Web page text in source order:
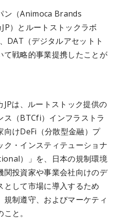
ン（Animoca Brands
）とルートストックラボ
DAT（デジタルアセットト
て戦略的事業提携したことが
JPは、ルートストック提供の
ス（BTCfi）インフラストラ
向けDeFi（分散型金融）プ
ク・インスティテューショナ
）」を、日本の規制環境
関投資家や事業会社向けのデ
として市場に導入するため
制遵守、およびマーケティ
と。